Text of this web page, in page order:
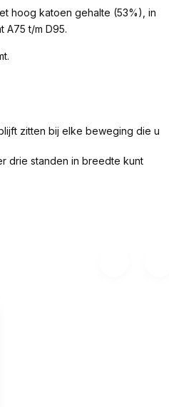
hoog katoen gehalte (53%), in
A75 t/m D95.
zitten bij elke beweging die u
drie standen in breedte kunt